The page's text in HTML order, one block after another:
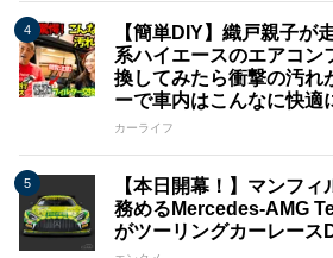
【簡単DIY】織戸親子が
系ハイエースのエアコン
換してみたら衝撃の汚
ーで車内はこんなに快適
カーライフ
【本日開幕！】マンフ
務めるMercedes-AMG
がツーリングカーレース